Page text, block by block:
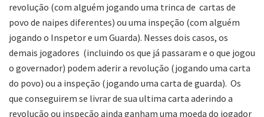
revolução (com alguém jogando uma trinca de cartas de
povo de naipes diferentes) ou uma inspeção (com alguém
jogando o Inspetor e um Guarda). Nesses dois casos, os
demais jogadores (incluindo os que já passaram e o que jogou
o governador) podem aderir a revolução (jogando uma carta
do povo) ou a inspeção (jogando uma carta de guarda). Os
que conseguirem se livrar de sua ultima carta aderindo a
revolução ou inspeção ainda ganham uma moeda do jogador